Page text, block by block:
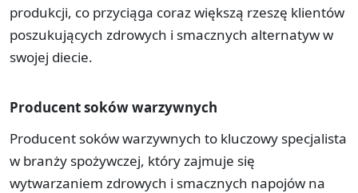
produkcji, co przyciąga coraz większą rzeszę klientów
poszukujących zdrowych i smacznych alternatyw w
swojej diecie.
Producent soków warzywnych
Producent soków warzywnych to kluczowy specjalista
w branży spożywczej, który zajmuje się
wytwarzaniem zdrowych i smacznych napojów na